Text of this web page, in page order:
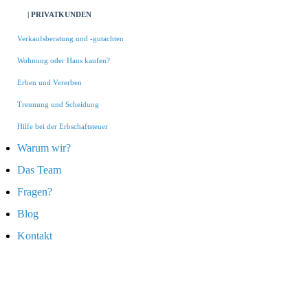
| PRIVATKUNDEN
Verkaufsberatung und -gutachten
Wohnung oder Haus kaufen?
Erben und Vererben
Trennung und Scheidung
Hilfe bei der Erbschaftsteuer
Warum wir?
Das Team
Fragen?
Blog
Kontakt